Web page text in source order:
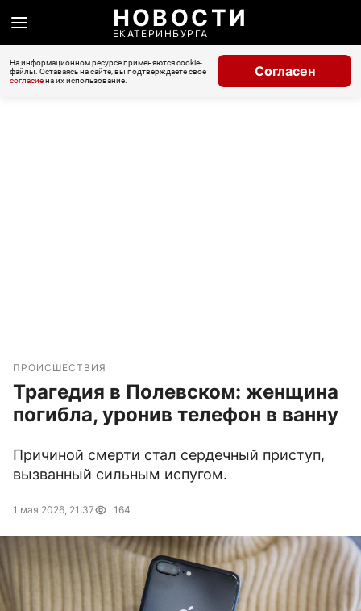
НОВОСТИ
ЕКАТЕРИНБУРГА
На информационном ресурсе применяются cookie-
файлы. Оставаясь на сайте, вы подтверждаете свое
согласиена их использование.
Согласен
ПРОИСШЕСТВИЯ
Трагедия в Полевском: женщина
погибла, уронив телефон в ванну
Причиной смерти стал сердечный приступ,
вызванный сильным испугом.
1 мая 2026, 21:37 164